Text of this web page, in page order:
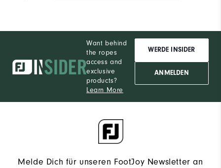
Want behind
the ropes
access and
exclusive
products?
Learn More
WERDE INSIDER
ANMELDEN
Melde Dich für unseren FootJoy Newsletter an